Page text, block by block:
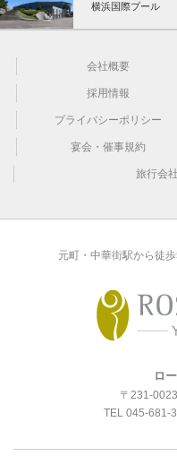
横浜国際プール
会社概要
採用情報
プライバシーポリシー
宴会・催事規約
旅行会
元町・中華街駅から徒
ロ
〒231-
TEL 045-681-